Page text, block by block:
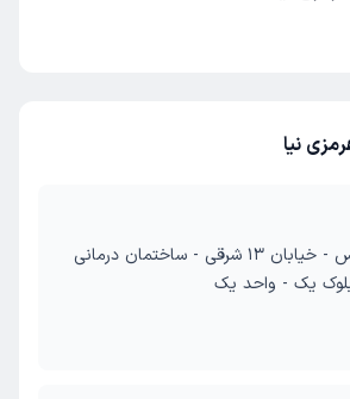
نیا
اهواز - کیانپارس - خیابان 13 شرقی - ساختمان درمانی
یک - واحد یک